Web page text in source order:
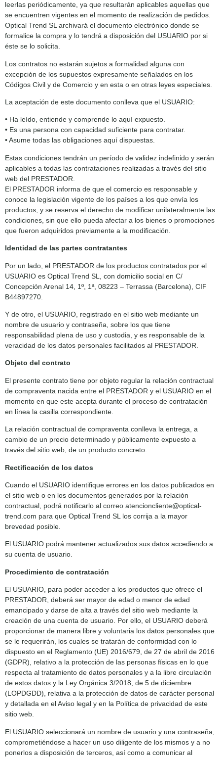
leerlas periódicamente, ya que resultarán aplicables aquellas que
se encuentren vigentes en el momento de realización de pedidos.
Optical Trend SL archivará el documento electrónico donde se
formalice la compra y lo tendrá a disposición del USUARIO por si
éste se lo solicita.
Los contratos no estarán sujetos a formalidad alguna con
excepción de los supuestos expresamente señalados en los
Códigos Civil y de Comercio y en esta o en otras leyes especiales.
La aceptación de este documento conlleva que el USUARIO:
• Ha leído, entiende y comprende lo aquí expuesto.
• Es una persona con capacidad suficiente para contratar.
• Asume todas las obligaciones aquí dispuestas.
Estas condiciones tendrán un período de validez indefinido y serán
aplicables a todas las contrataciones realizadas a través del sitio
web del PRESTADOR.
El PRESTADOR informa de que el comercio es responsable y
conoce la legislación vigente de los países a los que envía los
productos, y se reserva el derecho de modificar unilateralmente las
condiciones, sin que ello pueda afectar a los bienes o promociones
que fueron adquiridos previamente a la modificación.
Identidad de las partes contratantes
Por un lado, el PRESTADOR de los productos contratados por el
USUARIO es Optical Trend SL, con domicilio social en C/
Concepción Arenal 14, 1º, 1ª, 08223 – Terrassa (Barcelona), CIF
B44897270.
Y de otro, el USUARIO, registrado en el sitio web mediante un
nombre de usuario y contraseña, sobre los que tiene
responsabilidad plena de uso y custodia, y es responsable de la
veracidad de los datos personales facilitados al PRESTADOR.
Objeto del contrato
El presente contrato tiene por objeto regular la relación contractual
de compraventa nacida entre el PRESTADOR y el USUARIO en el
momento en que este acepta durante el proceso de contratación
en línea la casilla correspondiente.
La relación contractual de compraventa conlleva la entrega, a
cambio de un precio determinado y públicamente expuesto a
través del sitio web, de un producto concreto.
Rectificación de los datos
Cuando el USUARIO identifique errores en los datos publicados en
el sitio web o en los documentos generados por la relación
contractual, podrá notificarlo al correo atencioncliente@optical-
trend.com para que Optical Trend SL los corrija a la mayor
brevedad posible.
El USUARIO podrá mantener actualizados sus datos accediendo a
su cuenta de usuario.
Procedimiento de contratación
El USUARIO, para poder acceder a los productos que ofrece el
PRESTADOR, deberá ser mayor de edad o menor de edad
emancipado y darse de alta a través del sitio web mediante la
creación de una cuenta de usuario. Por ello, el USUARIO deberá
proporcionar de manera libre y voluntaria los datos personales que
se le requerirán, los cuales se tratarán de conformidad con lo
dispuesto en el Reglamento (UE) 2016/679, de 27 de abril de 2016
(GDPR), relativo a la protección de las personas físicas en lo que
respecta al tratamiento de datos personales y a la libre circulación
de estos datos y la Ley Orgánica 3/2018, de 5 de diciembre
(LOPDGDD), relativa a la protección de datos de carácter personal
y detallada en el Aviso legal y en la Política de privacidad de este
sitio web.
El USUARIO seleccionará un nombre de usuario y una contraseña,
comprometiéndose a hacer un uso diligente de los mismos y a no
ponerlos a disposición de terceros, así como a comunicar al